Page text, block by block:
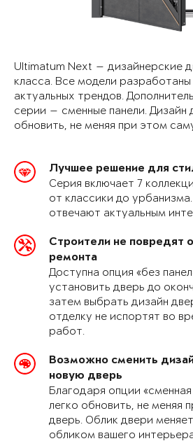
Ultimatum Next — дизайнерские
класса. Все модели
актуальных трендов.
серии — сменные панели. Дизайн
обновить, не меняя при этом
Лучшее решение для
Серия включает 7
от классики до
отвечают актуальным
Строители не повредят
ремонта
Доступна опция «без
установить дверь до
затем выбрать дизайн
отделку не испортят во
работ.
Возможно сменить
новую дверь
Благодаря опции «сменная
легко обновить, не меняя
дверь. Облик двери
обликом вашего